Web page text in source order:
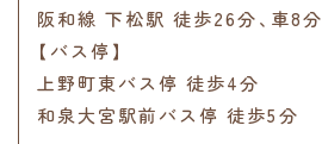
阪和線 下松駅 徒歩26分､車8分
【バス停】
上野町東バス停 徒歩4分
和泉大宮駅前バス停 徒歩5分